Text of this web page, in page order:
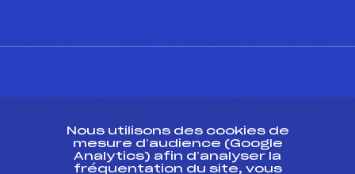
Nous utilisons des cookies de
mesure d’audience (Google
Analytics) afin d’analyser la
fréquentation du site, vous